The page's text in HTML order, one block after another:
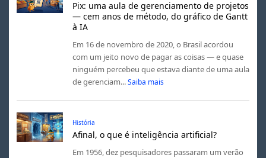
Pix: uma aula de gerenciamento de projetos
— cem anos de método, do gráfico de Gantt
à IA
Em 16 de novembro de 2020, o Brasil acordou
com um jeito novo de pagar as coisas — e quase
ninguém percebeu que estava diante de uma aula
de gerenciam... Saiba mais
História
Afinal, o que é inteligência artificial?
Em 1956, dez pesquisadores passaram um verão